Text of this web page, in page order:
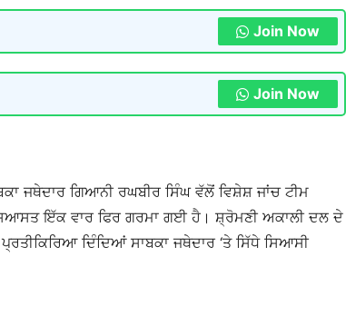
Join Now
Join Now
ਜਥੇਦਾਰ ਗਿਆਨੀ ਰਘਬੀਰ ਸਿੰਘ ਵੱਲੋਂ ਵਿਸ਼ੇਸ਼ ਜਾਂਚ ਟੀਮ
ਇੱਕ ਵਾਰ ਫਿਰ ਗਰਮਾ ਗਈ ਹੈ। ਸ਼੍ਰੋਮਣੀ ਅਕਾਲੀ ਦਲ ਦੇ
ਦਿੰਦਿਆਂ ਸਾਬਕਾ ਜਥੇਦਾਰ ‘ਤੇ ਸਿੱਧੇ ਸਿਆਸੀ